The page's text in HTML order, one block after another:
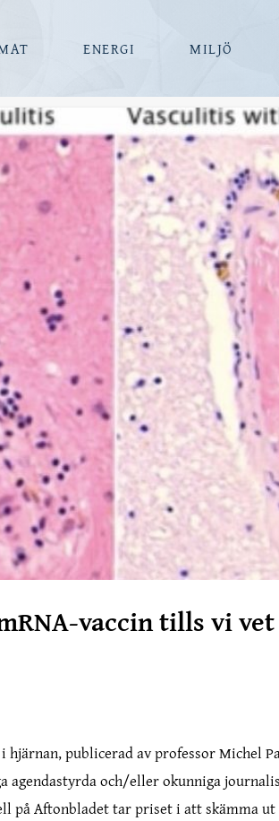
ENERGI MILJÖ
vaccin tills vi
publicerad av professor Michel
agendastyrda och/eller okunniga
på Aftonbladet tar priset i att skämma